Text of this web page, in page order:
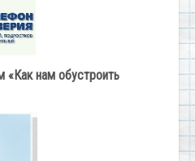
«Как нам обустроить